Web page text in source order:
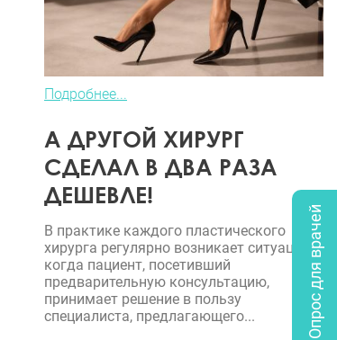
Подробнее...
А ДРУГОЙ ХИРУРГ
СДЕЛАЛ В ДВА РАЗА
ДЕШЕВЛЕ!
В практике каждого пластического
хирурга регулярно возникает ситуация,
когда пациент, посетивший
предварительную консультацию,
принимает решение в пользу
специалиста, предлагающего...
Опрос для врачей